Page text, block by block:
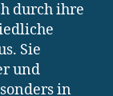
durch ihre
Sie
und
in